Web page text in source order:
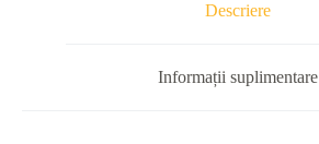
Descriere
Informații suplimentare